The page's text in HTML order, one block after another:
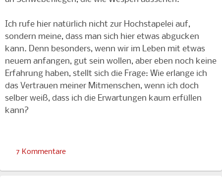
Ich rufe hier natürlich nicht zur Hochstapelei auf,
sondern meine, dass man sich hier etwas abgucken
kann. Denn besonders, wenn wir im Leben mit etwas
neuem anfangen, gut sein wollen, aber eben noch keine
Erfahrung haben, stellt sich die Frage: Wie erlange ich
das Vertrauen meiner Mitmenschen, wenn ich doch
selber weiß, dass ich die Erwartungen kaum erfüllen
kann?
7 Kommentare